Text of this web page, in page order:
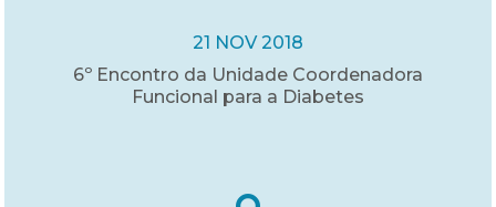
21 NOV 2018
6º Encontro da Unidade Coordenadora
Funcional para a Diabetes